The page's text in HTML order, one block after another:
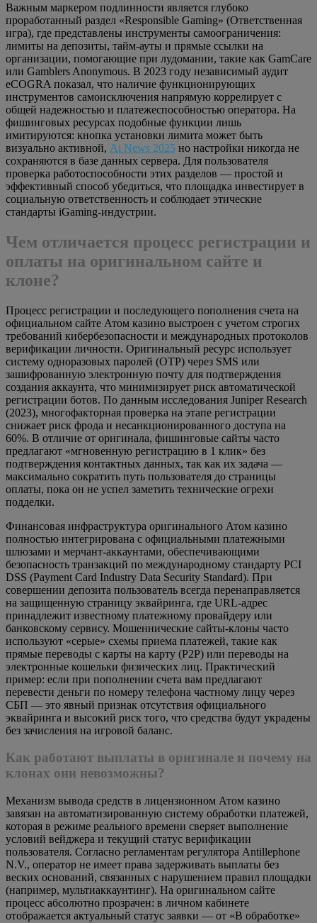
Важным маркером подлинности является глубоко
проработанный раздел «Responsible Gaming» (Ответственная
игра), где представлены инструменты самоограничения:
лимиты на депозиты, тайм-ауты и прямые ссылки на
организации, помогающие при лудомании, такие как GamCare
или Gamblers Anonymous. В 2023 году независимый аудит
eCOGRA показал, что наличие функционирующих
инструментов самоисключения напрямую коррелирует с
общей надежностью и платежеспособностью оператора. На
фишинговых ресурсах подобные функции лишь
имитируются: кнопка установки лимита может быть
визуально активной, Ai News 2025 но настройки никогда не
сохраняются в базе данных сервера. Для пользователя
проверка работоспособности этих разделов — простой и
эффективный способ убедиться, что площадка инвестирует в
социальную ответственность и соблюдает этические
стандарты iGaming-индустрии.
Чем отличается процесс регистрации и
оплаты на оригинальном сайте и
клоне?
Процесс регистрации и последующего пополнения счета на
официальном сайте Атом казино выстроен с учетом строгих
требований кибербезопасности и международных протоколов
верификации личности. Оригинальный ресурс использует
систему одноразовых паролей (OTP) через SMS или
зашифрованную электронную почту для подтверждения
создания аккаунта, что минимизирует риск автоматической
регистрации ботов. По данным исследования Juniper Research
(2023), многофакторная проверка на этапе регистрации
снижает риск фрода и несанкционированного доступа на
60%. В отличие от оригинала, фишинговые сайты часто
предлагают «мгновенную регистрацию в 1 клик» без
подтверждения контактных данных, так как их задача —
максимально сократить путь пользователя до страницы
оплаты, пока он не успел заметить технические огрехи
подделки.
Финансовая инфраструктура оригинального Атом казино
полностью интегрирована с официальными платежными
шлюзами и мерчант-аккаунтами, обеспечивающими
безопасность транзакций по международному стандарту PCI
DSS (Payment Card Industry Data Security Standard). При
совершении депозита пользователь всегда перенаправляется
на защищенную страницу эквайринга, где URL-адрес
принадлежит известному платежному провайдеру или
банковскому сервису. Мошеннические сайты-клоны часто
используют «серые» схемы приема платежей, такие как
прямые переводы с карты на карту (P2P) или переводы на
электронные кошельки физических лиц. Практический
пример: если при пополнении счета вам предлагают
перевести деньги по номеру телефона частному лицу через
СБП — это явный признак отсутствия официального
эквайринга и высокий риск того, что средства будут украдены
без зачисления на игровой баланс.
Как работают выплаты в оригинале и почему на
клонах они невозможны?
Механизм вывода средств в лицензионном Атом казино
завязан на автоматизированную систему обработки платежей,
которая в режиме реального времени сверяет выполнение
условий вейджера и текущий статус верификации
пользователя. Согласно регламентам регулятора Antillephone
N.V., оператор не имеет права задерживать выплаты без
веских оснований, связанных с нарушением правил площадки
(например, мультиаккаунтинг). На оригинальном сайте
процесс абсолютно прозрачен: в личном кабинете
отображается актуальный статус заявки — от «В обработке»